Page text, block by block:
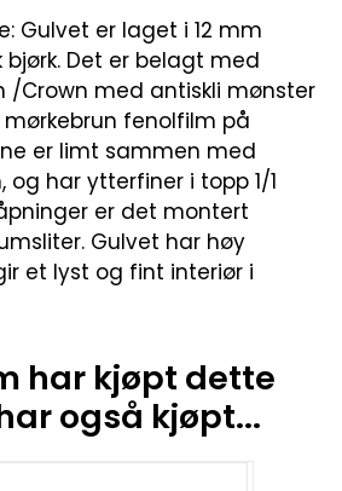
Gulvet er laget i 12 mm
bjørk. Det er belagt med
/Crown med antiskli mønster
fenolfilm på
er limt sammen med
og har ytterfiner i topp 1/1
er det montert
Gulvet har høy
et lyst og fint interiør i
har kjøpt dette
også kjøpt...